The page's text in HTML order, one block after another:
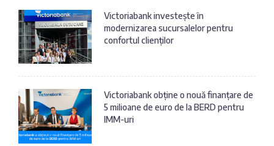
Citatul
zilei
FinComBank
Maib
Moldindconbank
Victoriabank investește în
modernizarea sucursalelor pentru
confortul clienților
Victoriabank obține o nouă finanțare de
5 milioane de euro de la BERD pentru
IMM-uri